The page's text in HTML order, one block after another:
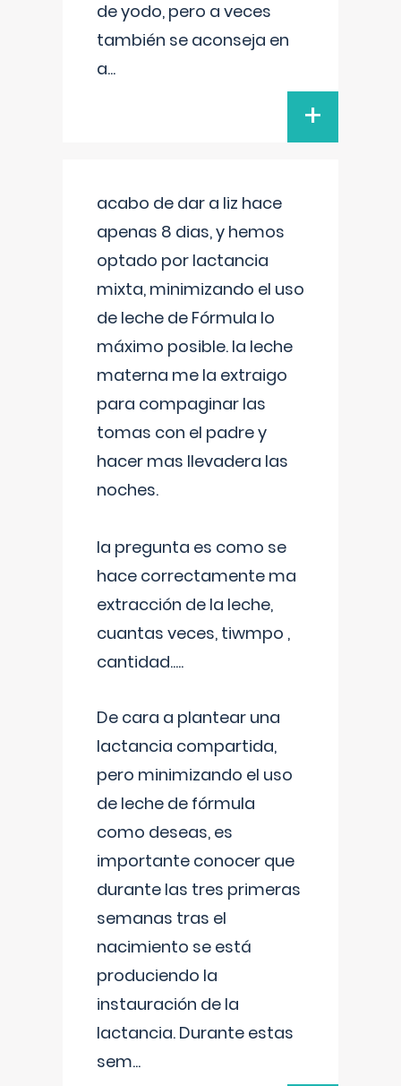
de yodo, pero a veces
también se aconseja en
a...
+
acabo de dar a liz hace
apenas 8 dias, y hemos
optado por lactancia
mixta, minimizando el uso
de leche de Fórmula lo
máximo posible. la leche
materna me la extraigo
para compaginar las
tomas con el padre y
hacer mas llevadera las
noches.
la pregunta es como se
hace correctamente ma
extracción de la leche,
cuantas veces, tiwmpo ,
cantidad.....
De cara a plantear una
lactancia compartida,
pero minimizando el uso
de leche de fórmula
como deseas, es
importante conocer que
durante las tres primeras
semanas tras el
nacimiento se está
produciendo la
instauración de la
lactancia. Durante estas
sem...